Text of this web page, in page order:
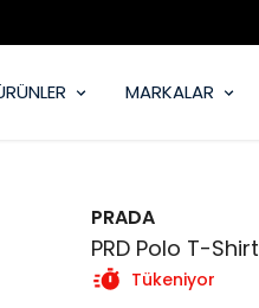
MARKALAR
PRADA
PRD Polo T-Shirt
Tükeniyor